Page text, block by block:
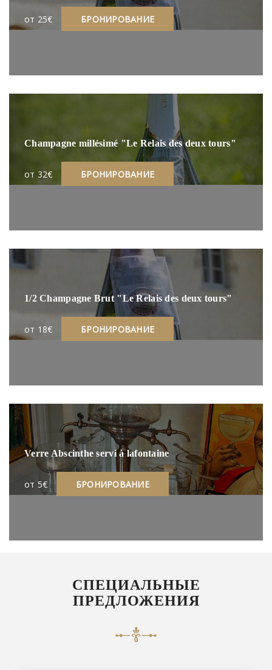
oт 25€ БРОНИРОВАНИЕ
Champagne millésimé "Le Relais des deux tours"
oт 32€ БРОНИРОВАНИЕ
1/2 Champagne Brut "Le Relais des deux tours"
oт 18€ БРОНИРОВАНИЕ
Verre Abscinthe servi à lafontaine
oт 5€ БРОНИРОВАНИЕ
СПЕЦИАЛЬНЫЕ
ПРЕДЛОЖЕНИЯ